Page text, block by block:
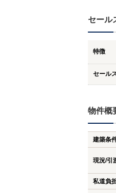
セール
特徴
セール
物件概
建築条
現況/引
私道負